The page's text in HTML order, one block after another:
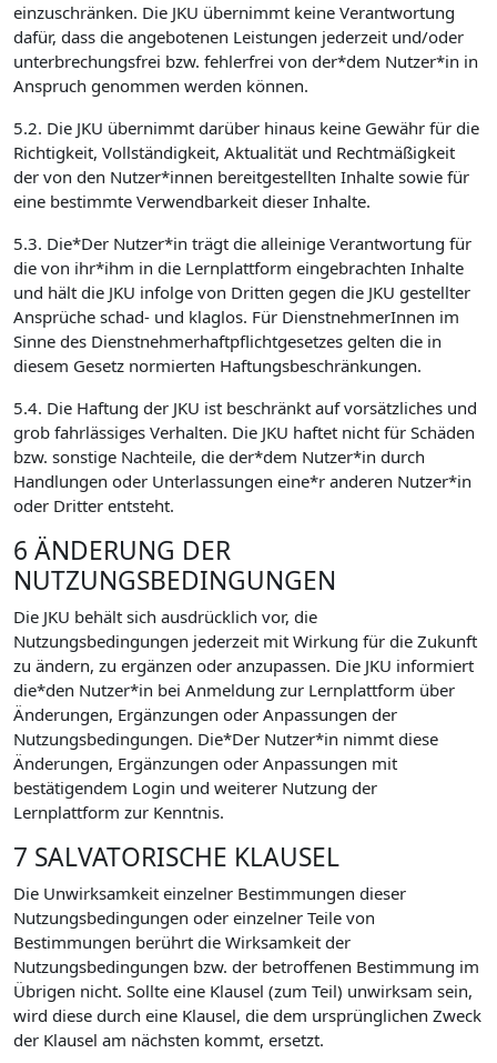
einzuschränken. Die JKU übernimmt keine Verantwortung
dafür, dass die angebotenen Leistungen jederzeit und/oder
unterbrechungsfrei bzw. fehlerfrei von der*dem Nutzer*in in
Anspruch genommen werden können.
5.2. Die JKU übernimmt darüber hinaus keine Gewähr für die
Richtigkeit, Vollständigkeit, Aktualität und Rechtmäßigkeit
der von den Nutzer*innen bereitgestellten Inhalte sowie für
eine bestimmte Verwendbarkeit dieser Inhalte.
5.3. Die*Der Nutzer*in trägt die alleinige Verantwortung für
die von ihr*ihm in die Lernplattform eingebrachten Inhalte
und hält die JKU infolge von Dritten gegen die JKU gestellter
Ansprüche schad- und klaglos. Für DienstnehmerInnen im
Sinne des Dienstnehmerhaftpflichtgesetzes gelten die in
diesem Gesetz normierten Haftungsbeschränkungen.
5.4. Die Haftung der JKU ist beschränkt auf vorsätzliches und
grob fahrlässiges Verhalten. Die JKU haftet nicht für Schäden
bzw. sonstige Nachteile, die der*dem Nutzer*in durch
Handlungen oder Unterlassungen eine*r anderen Nutzer*in
oder Dritter entsteht.
6 ÄNDERUNG DER
NUTZUNGSBEDINGUNGEN
Die JKU behält sich ausdrücklich vor, die
Nutzungsbedingungen jederzeit mit Wirkung für die Zukunft
zu ändern, zu ergänzen oder anzupassen. Die JKU informiert
die*den Nutzer*in bei Anmeldung zur Lernplattform über
Änderungen, Ergänzungen oder Anpassungen der
Nutzungsbedingungen. Die*Der Nutzer*in nimmt diese
Änderungen, Ergänzungen oder Anpassungen mit
bestätigendem Login und weiterer Nutzung der
Lernplattform zur Kenntnis.
7 SALVATORISCHE KLAUSEL
Die Unwirksamkeit einzelner Bestimmungen dieser
Nutzungsbedingungen oder einzelner Teile von
Bestimmungen berührt die Wirksamkeit der
Nutzungsbedingungen bzw. der betroffenen Bestimmung im
Übrigen nicht. Sollte eine Klausel (zum Teil) unwirksam sein,
wird diese durch eine Klausel, die dem ursprünglichen Zweck
der Klausel am nächsten kommt, ersetzt.